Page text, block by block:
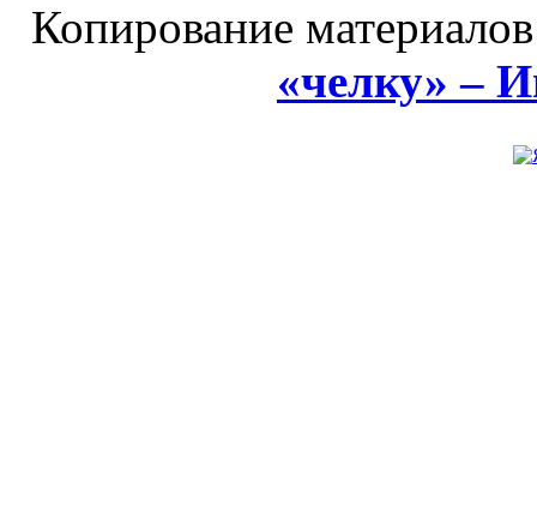
Копирование
«челку» –